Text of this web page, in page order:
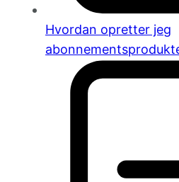
Hvordan opretter jeg